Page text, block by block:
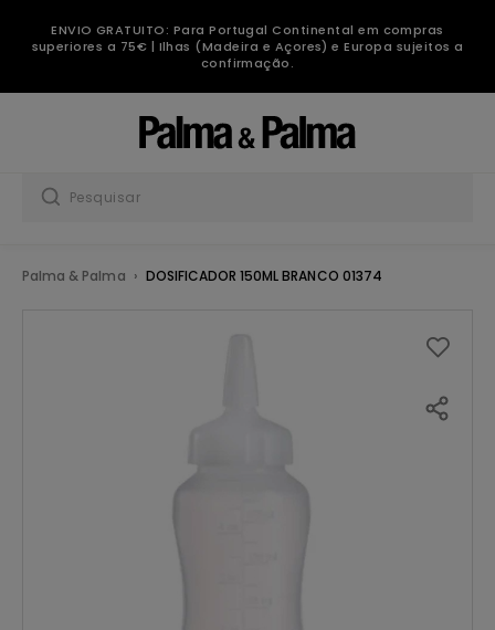
ENVIO GRATUITO: Para Portugal Continental em compras
superiores a 75€ | Ilhas (Madeira e Açores) e Europa sujeitos a
confirmação.
Palma & Palma DOSIFICADOR 150ML BRANCO 01374